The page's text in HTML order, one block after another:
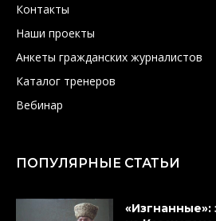
Контакты
Наши проекты
Анкеты гражданских журналистов
Каталог тренеров
Вебинар
ПОПУЛЯРНЫЕ СТАТЬИ
«Изгнанные»: